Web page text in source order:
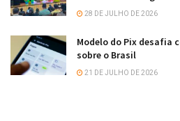
28 DE JULHO DE 2026
Modelo do Pix desafia
sobre o Brasil
21 DE JULHO DE 2026